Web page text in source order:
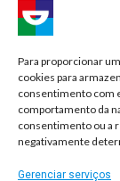
Para proporcionar
cookies para
consentimento com
comportamento da
consentimento ou a
negativamente
Gerenciar serviços